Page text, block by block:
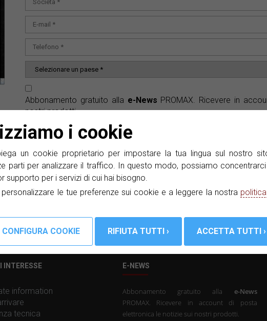
i cookie
un cookie proprietario per impostare la tua lingua sul nostro
parti per analizzare il traffico. In questo modo, possiamo concentrarci
supporto per i servizi di cui hai bisogno.
le tue preferenze sui cookie e a leggere la nostra
Abbonamento gratuito alla e-News PROMAX. Ricevere in
nostri prodotti.
Ho letto e accetto il Informativa sulla privacy
INTERESSE
information
tecnica
E-NEWS
Abbonamento gratuito alla e-News
PROMAX. Ricevere in account di posta
elettronica le notizie sui nostri prodotti.